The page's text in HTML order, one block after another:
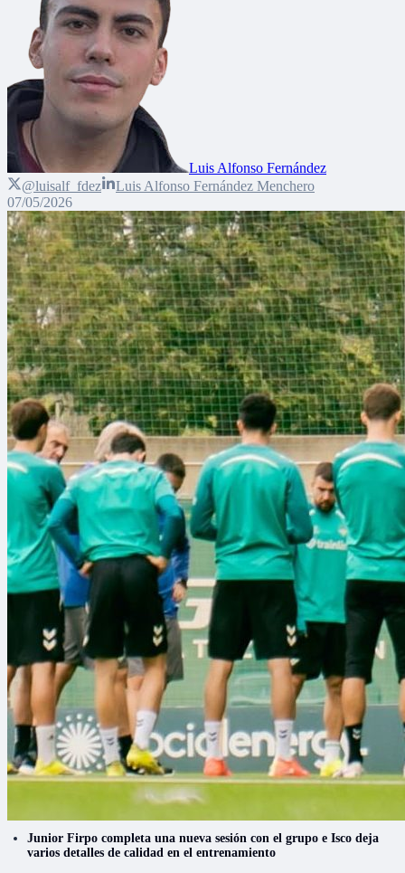
Luis Alfonso Fernández
@luisalf_fdez
Luis Alfonso Fernández Menchero
07/05/2026
Junior Firpo completa una nueva sesión con el grupo e Isco deja
varios detalles de calidad en el entrenamiento